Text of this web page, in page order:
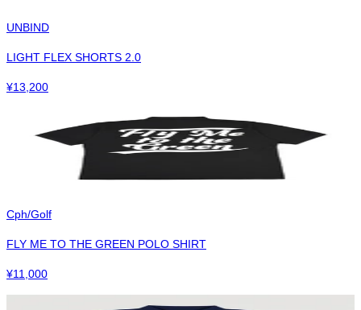
UNBIND
LIGHT FLEX SHORTS 2.0
¥13,200
Cph/Golf
FLY ME TO THE GREEN POLO SHIRT
¥11,000